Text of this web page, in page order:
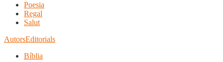
Poesia
Regal
Salut
AutorsEditorials
Bíblia